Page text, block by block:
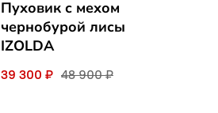
Пуховик с мехом
чернобурой лисы
IZOLDA
39 300 ₽ 48 900 ₽